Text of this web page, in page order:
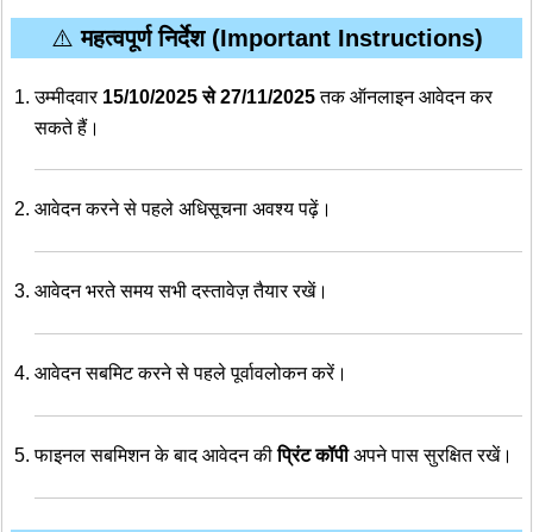
⚠️महत्वपूर्ण निर्देश (Important Instructions)
उम्मीदवार 15/10/2025 से 27/11/2025तक ऑनलाइन आवेदन कर
सकते हैं।
आवेदन करने से पहले अधिसूचना अवश्य पढ़ें।
आवेदन भरते समय सभी दस्तावेज़ तैयार रखें।
आवेदन सबमिट करने से पहले पूर्वावलोकन करें।
फाइनल सबमिशन के बाद आवेदन कीप्रिंट कॉपीअपने पास सुरक्षित रखें।